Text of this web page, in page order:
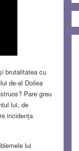
brutalitatea cu
de-al Doilea
Pare greu
lui, de
incidența
lui